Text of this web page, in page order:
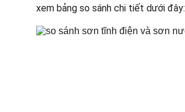
xem bảng so sánh chi tiết dưới đây: